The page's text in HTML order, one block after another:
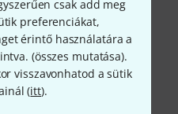
csak add meg
preferenciákat,
érintő használatára a
(összes mutatása).
visszavonhatod a sütik
(itt).
Banki átutalás vagy